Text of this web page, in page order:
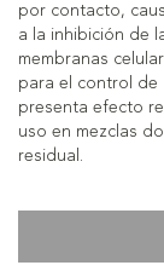
por contacto,
a la inhibición de
membranas
para el control de
presenta efecto
uso en mezclas
residual.